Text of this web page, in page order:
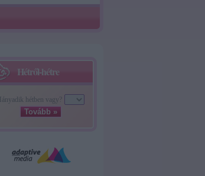
Hétről-hétre
Hányadik hétben vagy?
Tovább »